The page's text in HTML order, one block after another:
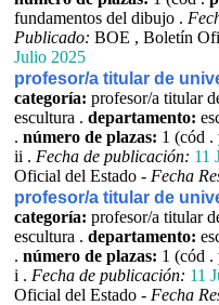
fundamentos del dibujo .
Publicado: BOE , Boletín
Julio 2025
profesor/a titular de
categoría: profesor/a titular
escultura . departamento:
. número de plazas: 1 (cód .
ii . Fecha de publicación: 11
Oficial del Estado - Fecha
profesor/a titular de
categoría: profesor/a titular
escultura . departamento:
. número de plazas: 1 (cód .
i . Fecha de publicación: 11
Oficial del Estado - Fecha